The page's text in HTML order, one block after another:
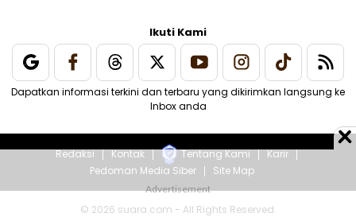
Ikuti Kami
Dapatkan informasi terkini dan terbaru yang dikirimkan langsung ke
Inbox anda
Redaksi Kontak Tentang Kami
Karir
Pedoman Media Siber
Site Map
© 2026 suara.com - All Rights Reserved.